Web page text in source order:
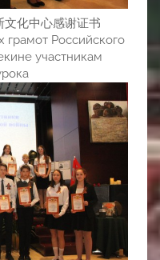
文化中心感谢证书
грамот Российского
участникам